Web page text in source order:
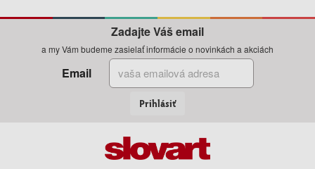
Zadajte Váš email
a my Vám budeme zasielať informácie o novinkách a akciách
Email
Prihlásiť